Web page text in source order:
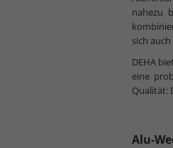
nahezu
sich
DEHA
eine
Qualität:
Alu-